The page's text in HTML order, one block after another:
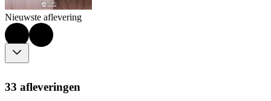
Nieuwste aflevering
33 afleveringen